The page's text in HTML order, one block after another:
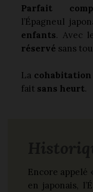
Parfait
l’Épagneul
enfants. Avec
réservé sans
La cohabitation
fait sans heurt.
Encore appelé
en japonais,